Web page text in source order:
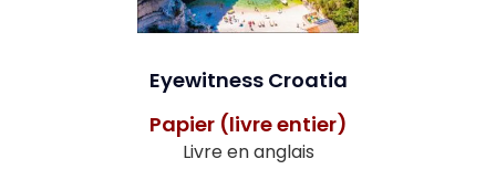
Eyewitness Croatia
Papier (livre entier)
Livre en anglais